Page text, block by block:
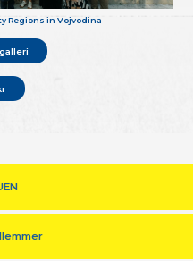
Regions in Vojvodina